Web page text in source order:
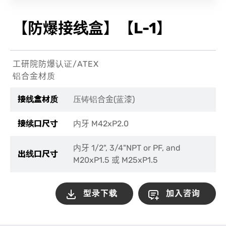
【防爆接线盒】【L-1】
工研院防爆认证/ATEX
铝合金材质
接线盒材质 压铸铝合金(蓝漆)
接续口尺寸 内牙 M42xP2.0
出线口尺寸
内牙 1/2", 3/4"NPT or PF, and
M20xP1.5 或 M25xP1.5
型录下载 加入咨询